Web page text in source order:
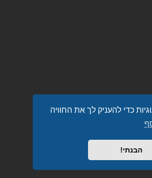
כדי להעניק לך את החוויה
הבנתי!